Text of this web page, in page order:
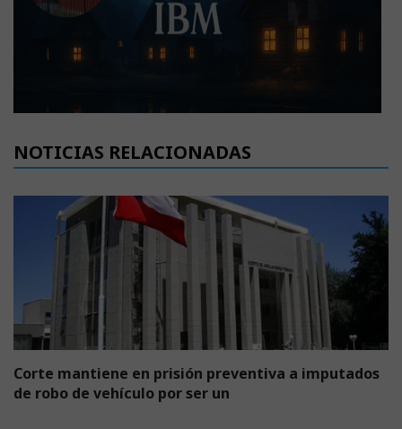
NOTICIAS RELACIONADAS
Corte mantiene en prisión preventiva a imputados
de robo de vehículo por ser un